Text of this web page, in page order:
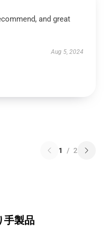
and great
Aug 5, 2024
1 / 2
手製品